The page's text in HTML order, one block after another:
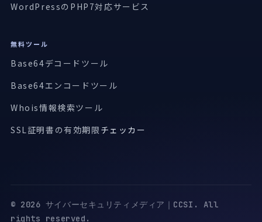
WordPressのPHP7対応サービス
無料ツール
Base64デコードツール
Base64エンコードツール
Whois情報検索ツール
SSL証明書の有効期限 チェッカー
© 2026 サイバーセキュリティメディア｜CCSI. All
rights reserved.